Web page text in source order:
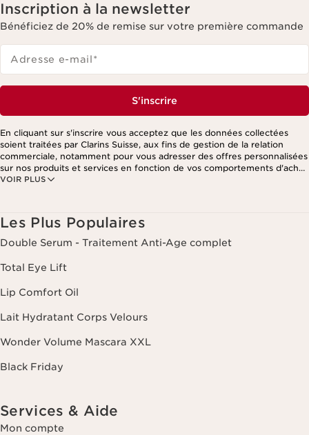
Inscription à la newsletter
Bénéficiez de 20% de remise sur votre première commande
Adresse e-mail*
S'inscrire
VOIR PLUS
En cliquant sur s'inscrire vous acceptez que les données collectées
soient traitées par Clarins Suisse, aux fins de gestion de la relation
commerciale, notamment pour vous adresser des offres personnalisées
sur nos produits et services en fonction de vos comportements d'achat,
de vos habitudes et/ou de vos centres d'intérêts, y compris par
cliquant sur le lien de désinscription présent dans chaque newsletter.
Ces informations sont traitées par Clarins et ses prestataires pour le
traitement de votre commande, à des fins de gestion de la relation
client. Notamment pour vous proposer des offres personnalisées et/ou
pour gérer votre adhésion à notre Programme de fidélité et créer votre
programme beauté personnalisé. Les données sont conservées
dernier contact. Vous disposez d'un droit d'accès, de rectification, de
que d'un droit d'opposition et de limitation de leur traitement. Vous
veuillez consulter notre politique de confidentialité
Les Plus Populaires
Double Serum - Traitement Anti-Age complet
Total Eye Lift
Lip Comfort Oil
Lait Hydratant Corps Velours
Wonder Volume Mascara XXL
Black Friday
Services & Aide
Mon compte